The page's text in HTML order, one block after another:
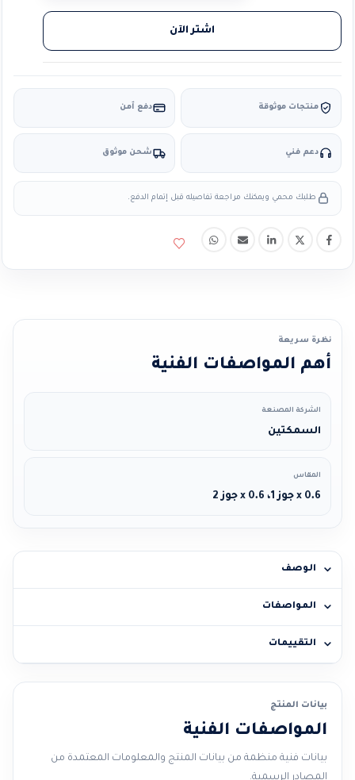
اشتر الآن
منتجات موثوقة دفع آمن
دعم فني شحن موثوق
طلبك محمي ويمكنك مراجعة تفاصيله قبل إتمام الدفع.
نظرة سريعة
أهم المواصفات الفنية
الشركة المصنعة
السمكتين
المقاس
0.6 x جوز 1، 0.6 x جوز 2
الوصف
المواصفات
التقييمات
بيانات المنتج
المواصفات الفنية
بيانات فنية منظمة من بيانات المنتج والمعلومات المعتمدة من